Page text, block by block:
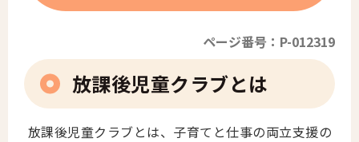
ページ番号：P-012319
放課後児童クラブとは
放課後児童クラブとは、子育てと仕事の両立支援の